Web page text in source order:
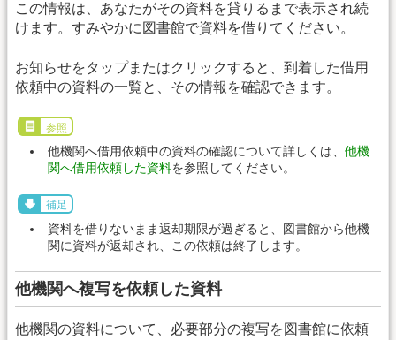
この情報は、あなたがその資料を貸りるまで表示され続
けます。すみやかに図書館で資料を借りてください。
お知らせをタップまたはクリックすると、到着した借用
依頼中の資料の一覧と、その情報を確認できます。
参照
他機関へ借用依頼中の資料の確認について詳しくは、 他機
関へ借用依頼した資料を参照してください。
補足
資料を借りないまま返却期限が過ぎると、図書館から他機
関に資料が返却され、この依頼は終了します。
他機関へ複写を依頼した資料
他機関の資料について、必要部分の複写を図書館に依頼